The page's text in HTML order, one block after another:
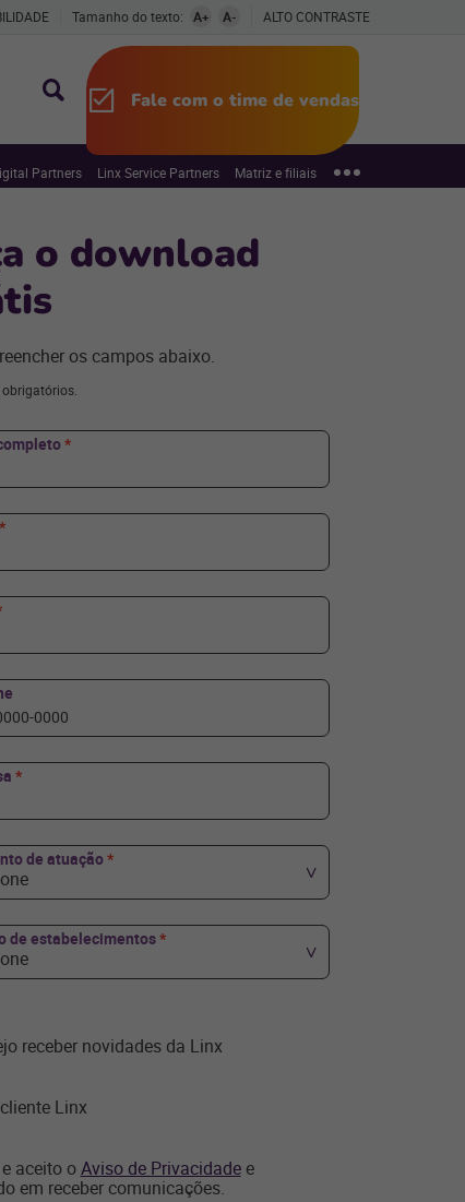
Tamanho do texto: A+ A- ALTO CONTRASTE
Fale com o time de vendas
Partners Linx Service Partners Matriz e filiais
o download
os campos abaixo.
*
*
*
de atuação*
de estabelecimentos*
receber novidades da Linx
Linx
aceito o Aviso de Privacidade e
em receber comunicações.